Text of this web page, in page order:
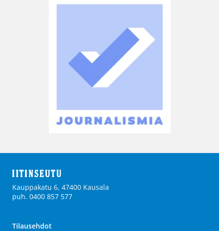
Kauppakatu 6, 47400 Kausala
puh. 0400 857 577
Tilausehdot